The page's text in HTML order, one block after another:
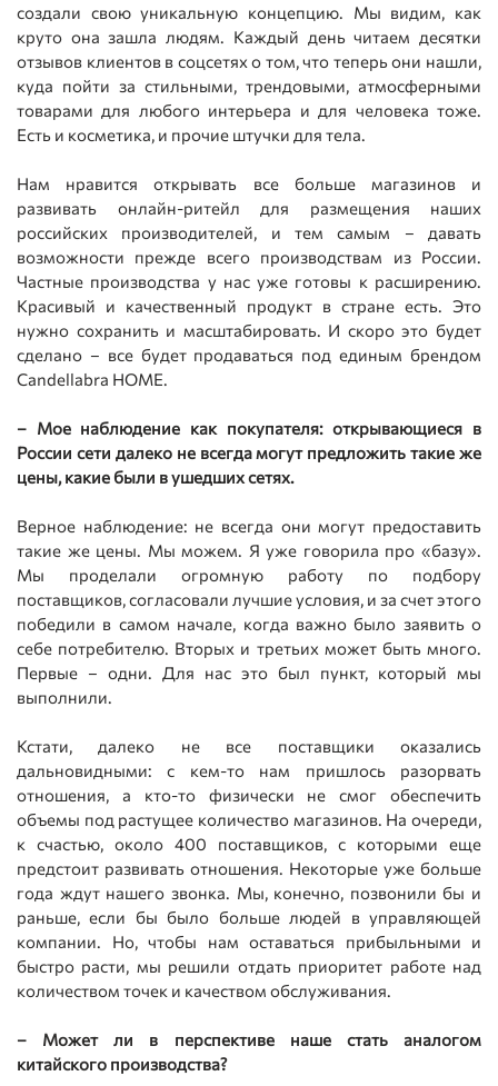
создали свою уникальную концепцию. Мы видим, как
круто она зашла людям. Каждый день читаем десятки
отзывов клиентов в соцсетях о том, что теперь они нашли,
куда пойти за стильными, трендовыми, атмосферными
товарами для любого интерьера и для человека тоже.
Есть и косметика, и прочие штучки для тела.
Нам нравится открывать все больше магазинов и
развивать онлайн-ритейл для размещения наших
российских производителей, и тем самым – давать
возможности прежде всего производствам из России.
Частные производства у нас уже готовы к расширению.
Красивый и качественный продукт в стране есть. Это
нужно сохранить и масштабировать. И скоро это будет
сделано – все будет продаваться под единым брендом
Candellabra HOME.
– Мое наблюдение как покупателя: открывающиеся в
России сети далеко не всегда могут предложить такие же
цены, какие были в ушедших сетях.
Верное наблюдение: не всегда они могут предоставить
такие же цены. Мы можем. Я уже говорила про «базу».
Мы проделали огромную работу по подбору
поставщиков, согласовали лучшие условия, и за счет этого
победили в самом начале, когда важно было заявить о
себе потребителю. Вторых и третьих может быть много.
Первые – одни. Для нас это был пункт, который мы
выполнили.
Кстати, далеко не все поставщики оказались
дальновидными: с кем-то нам пришлось разорвать
отношения, а кто-то физически не смог обеспечить
объемы под растущее количество магазинов. На очереди,
к счастью, около 400 поставщиков, с которыми еще
предстоит развивать отношения. Некоторые уже больше
года ждут нашего звонка. Мы, конечно, позвонили бы и
раньше, если бы было больше людей в управляющей
компании. Но, чтобы нам оставаться прибыльными и
быстро расти, мы решили отдать приоритет работе над
количеством точек и качеством обслуживания.
– Может ли в перспективе наше стать аналогом
китайского производства?